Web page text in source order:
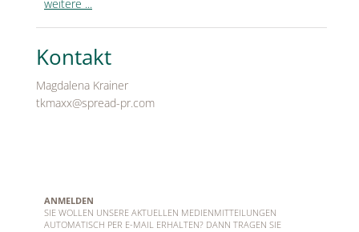
weitere ...
Kontakt
Magdalena Krainer
tkmaxx@spread-pr.com
ANMELDEN
SIE WOLLEN UNSERE AKTUELLEN MEDIENMITTEILUNGEN
AUTOMATISCH PER E-MAIL ERHALTEN? DANN TRAGEN SIE